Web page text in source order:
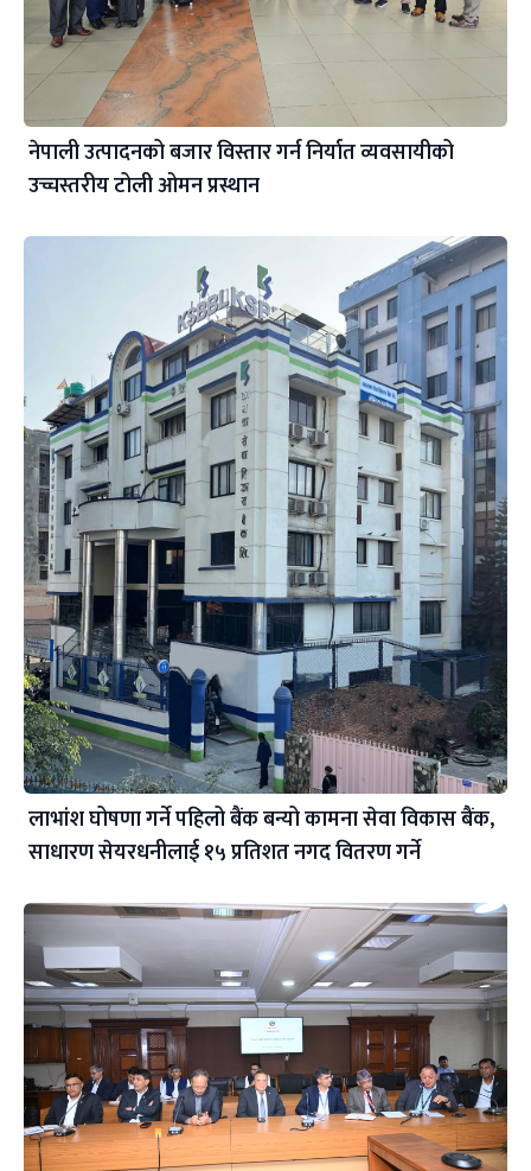
नेपाली उत्पादनको बजार विस्तार गर्न निर्यात व्यवसायीको
उच्चस्तरीय टोली ओमन प्रस्थान
लाभांश घोषणा गर्ने पहिलो बैंक बन्यो कामना सेवा विकास बैंक,
साधारण सेयरधनीलाई १५ प्रतिशत नगद वितरण गर्ने